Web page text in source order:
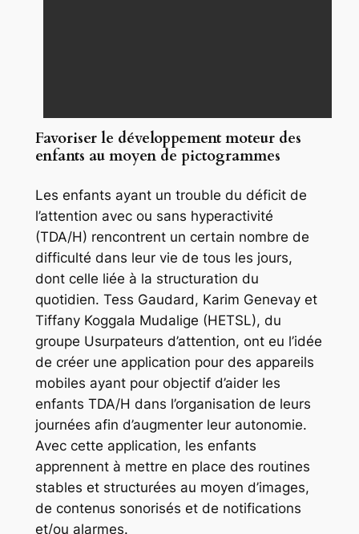
Favoriser le développement moteur des
enfants au moyen de pictogrammes
Les enfants ayant un trouble du déficit de
l’attention avec ou sans hyperactivité
(TDA/H) rencontrent un certain nombre de
difficulté dans leur vie de tous les jours,
dont celle liée à la structuration du
quotidien. Tess Gaudard, Karim Genevay et
Tiffany Koggala Mudalige (HETSL), du
groupe Usurpateurs d’attention, ont eu l’idée
de créer une application pour des appareils
mobiles ayant pour objectif d’aider les
enfants TDA/H dans l’organisation de leurs
journées afin d’augmenter leur autonomie.
Avec cette application, les enfants
apprennent à mettre en place des routines
stables et structurées au moyen d’images,
de contenus sonorisés et de notifications
et/ou alarmes.